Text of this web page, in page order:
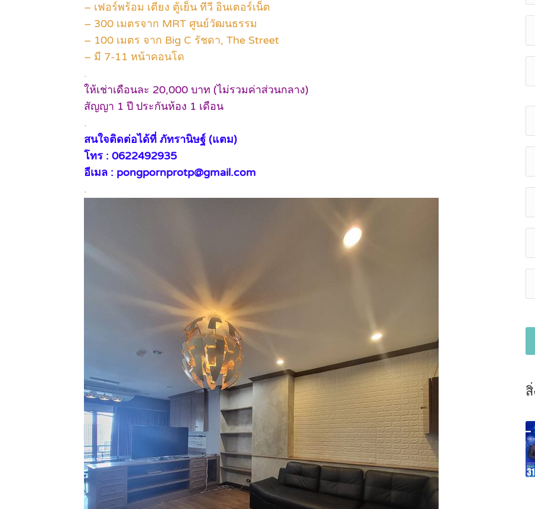
– เฟอร์พร้อม เตียง ตู้เย็น ทีวี อินเตอร์เน็ต
– 300 เมตรจาก MRT ศูนย์วัฒนธรรม
– 100 เมตร จาก Big C รัชดา, The Street
– มี 7-11 หน้าคอนโด
.
ให้เช่าเดือนละ 20,000 บาท (ไม่รวมค่าส่วนกลาง)
สัญญา 1 ปี ประกันห้อง 1 เดือน
.
สนใจติดต่อได้ที่ ภัทรานิษฐ์ (แตม)
โทร : 0622492935
อีเมล : pongpornprotp@gmail.com
.